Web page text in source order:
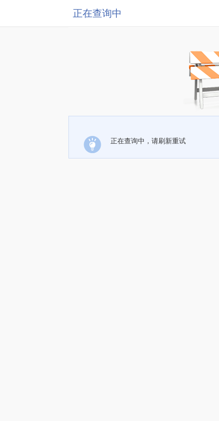
正在查询中
正在查询中，请刷新重试